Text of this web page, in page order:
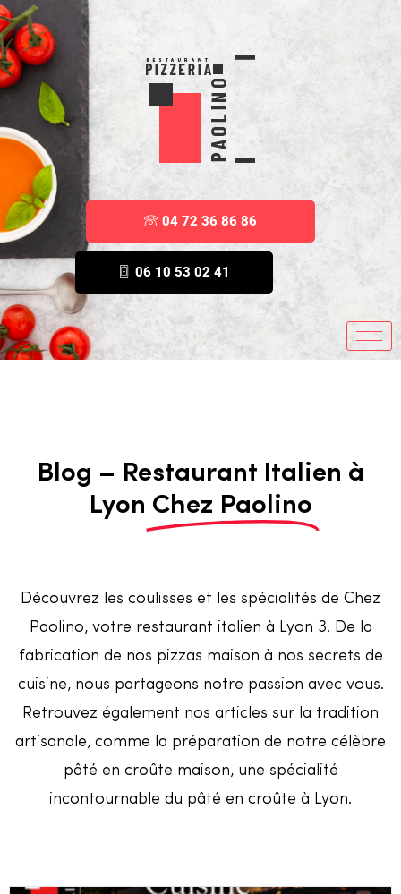
04 72 36 86 86
06 10 53 02 41
Blog – Restaurant Italien à
Lyon Chez Paolino
Découvrez les coulisses et les spécialités de Chez
Paolino, votre restaurant italien à Lyon 3. De la
fabrication de nos pizzas maison à nos secrets de
cuisine, nous partageons notre passion avec vous.
Retrouvez également nos articles sur la tradition
artisanale, comme la préparation de notre célèbre
pâté en croûte maison, une spécialité
incontournable du pâté en croûte à Lyon.